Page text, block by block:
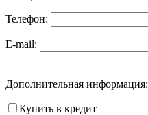
Телефон:
E-mail:
Дополнительная информация:
Купить в кредит